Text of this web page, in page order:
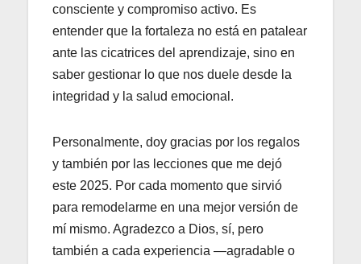
consciente y compromiso activo. Es
entender que la fortaleza no está en patalear
ante las cicatrices del aprendizaje, sino en
saber gestionar lo que nos duele desde la
integridad y la salud emocional.
Personalmente, doy gracias por los regalos
y también por las lecciones que me dejó
este 2025. Por cada momento que sirvió
para remodelarme en una mejor versión de
mí mismo. Agradezco a Dios, sí, pero
también a cada experiencia —agradable o